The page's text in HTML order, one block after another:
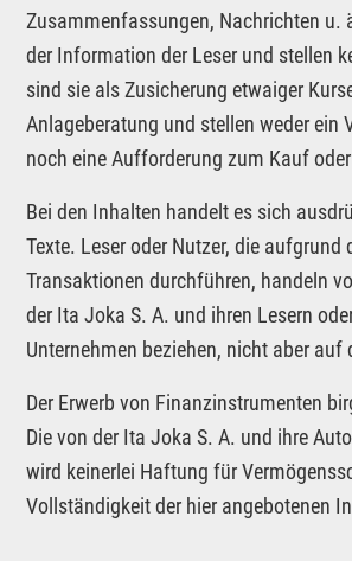
Zusammenfassungen, Nachrichten u.
der Information der Leser und stellen
sind sie als Zusicherung etwaiger
Anlageberatung und stellen weder
noch eine Aufforderung zum Kauf
Bei den Inhalten handelt es sich
Texte. Leser oder Nutzer, die
Transaktionen durchführen, handeln
der Ita Joka S. A. und ihren Lesern
Unternehmen beziehen, nicht aber
Der Erwerb von Finanzinstrumenten
Die von der Ita Joka S. A. und ihre
wird keinerlei Haftung für
Vollständigkeit der hier angebotenen